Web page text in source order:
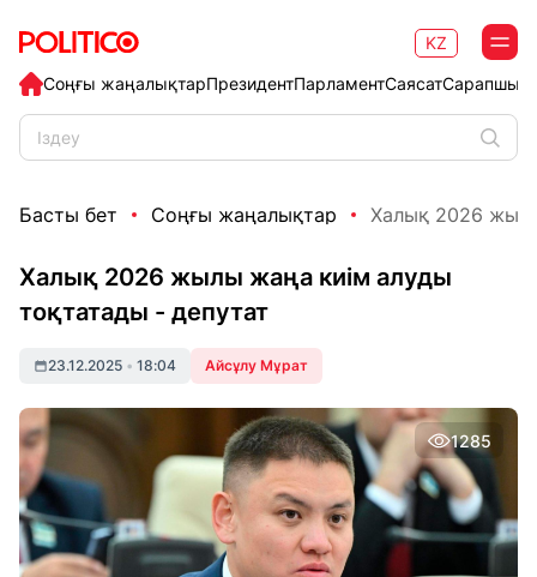
Соңғы жаңалықтарПрезидентПарламентСаясат
KZ
Басты бет Соңғы жаңалықтар Халық 2026
Халық 2026 жылы жаңа киім алуды
тоқтатады - депутат
23.12.2025 • 18:04 Айсұлу Мұрат
1285